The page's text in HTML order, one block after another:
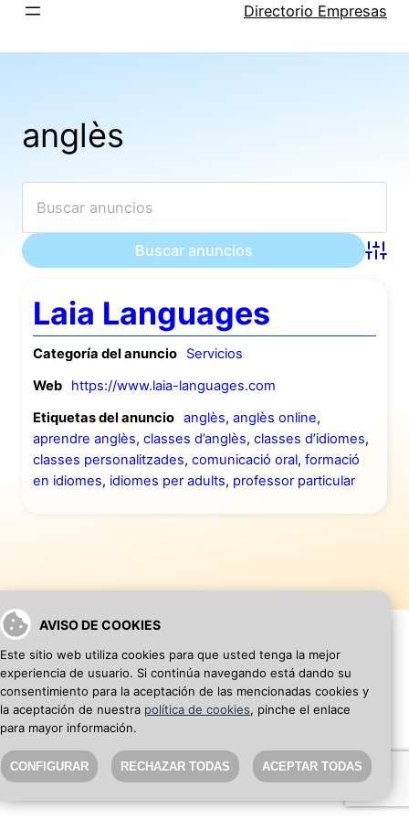
AVISO DE COOKIES
Este sitio web utiliza cookies para que usted tenga la mejor
experiencia de usuario. Si continúa navegando está dando su
consentimiento para la aceptación de las mencionadas cookies y
la aceptación de nuestra política de cookies, pinche el enlace
para mayor información.
CONFIGURAR RECHAZAR TODAS ACEPTAR TODAS
Saltar
Directorio Empresas
anglès
Laia Languages
Categoría del anuncio
Servicios
Web
https://www.laia-languages.com
Etiquetas del anuncio anglès, anglès online,
aprendre anglès, classes d’anglès, classes d’idiomes,
classes personalitzades, comunicació oral, formació
en idiomes, idiomes per adults, professor particular
VOLVER A INICIO AÑADIR WEB DE EMPRESA
SEO Blog· Aviso Legal·Política de privacidad